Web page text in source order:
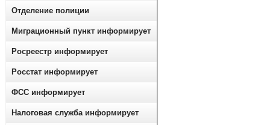
Отделение полиции
Миграционный пункт информирует
Росреестр информирует
Росстат информирует
ФСС информирует
Налоговая служба информирует